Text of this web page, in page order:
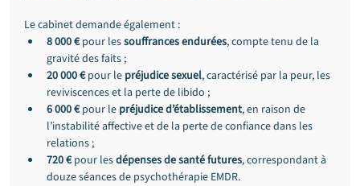
Le cabinet demande également :
8 000 € pour les souffrances endurées, compte tenu de la
gravité des faits ;
20 000 € pour le préjudice sexuel, caractérisé par la peur, les
reviviscences et la perte de libido ;
6 000 € pour le préjudice d’établissement, en raison de
l’instabilité affective et de la perte de confiance dans les
relations ;
720 € pour les dépenses de santé futures, correspondant à
douze séances de psychothérapie EMDR.